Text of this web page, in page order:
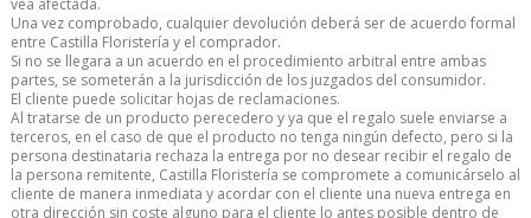
vea afectada.
Una vez comprobado, cualquier devolución deberá ser de acuerdo formal
entre Castilla Floristería y el comprador.
Si no se llegara a un acuerdo en el procedimiento arbitral entre ambas
partes, se someterán a la jurisdicción de los juzgados del consumidor.
El cliente puede solicitar hojas de reclamaciones.
Al tratarse de un producto perecedero y ya que el regalo suele enviarse a
terceros, en el caso de que el producto no tenga ningún defecto, pero si la
persona destinataria rechaza la entrega por no desear recibir el regalo de
la persona remitente, Castilla Floristería se compromete a comunicárselo al
cliente de manera inmediata y acordar con el cliente una nueva entrega en
otra dirección sin coste alguno para el cliente lo antes posible dentro de